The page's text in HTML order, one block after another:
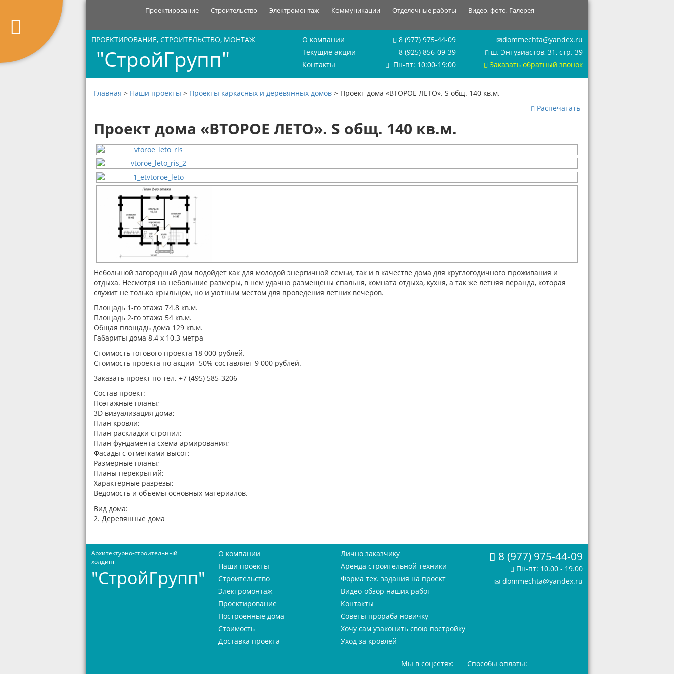
Проектирование Строительство Электромонтаж Коммуникации Отделочные работы Видео, фото, Галерея
ПРОЕКТИРОВАНИЕ, СТРОИТЕЛЬСТВО, МОНТАЖ
"СтройГрупп"
О компании
Текущие акции
Контакты
8 (977) 975-44-09
8 (925) 856-09-39
Пн-пт: 10:00-19:00
dommechta@yandex.ru
ш. Энтузиастов, 31, стр. 39
Заказать обратный звонок
Главная > Наши проекты > Проекты каркасных и деревянных домов > Проект дома «ВТОРОЕ ЛЕТО». S общ. 140 кв.м.
Распечатать
Проект дома «ВТОРОЕ ЛЕТО». S общ. 140 кв.м.
Небольшой загородный дом подойдет как для молодой энергичной семьи, так и в качестве дома для круглогодичного проживания и
отдыха. Несмотря на небольшие размеры, в нем удачно размещены спальня, комната отдыха, кухня, а так же летняя веранда, которая
служит не только крыльцом, но и уютным местом для проведения летних вечеров.
Площадь 1-го этажа 74.8 кв.м.
Площадь 2-го этажа 54 кв.м.
Общая площадь дома 129 кв.м.
Габариты дома 8.4 х 10.3 метра
Стоимость готового проекта 18 000 рублей.
Стоимость проекта по акции -50% составляет 9 000 рублей.
Заказать проект по тел. +7 (495) 585-3206
Состав проект:
Поэтажные планы;
3D визуализация дома;
План кровли;
План раскладки стропил;
План фундамента схема армирования;
Фасады с отметками высот;
Размерные планы;
Планы перекрытий;
Характерные разрезы;
Ведомость и объемы основных материалов.
Вид дома:
2. Деревянные дома
Архитектурно-строительный
холдинг
"СтройГрупп"
О компании
Наши проекты
Строительство
Электромонтаж
Проектирование
Построенные дома
Стоимость
Доставка проекта
Лично заказчику
Аренда строительной техники
Форма тех. задания на проект
Видео-обзор наших работ
Контакты
Советы прораба новичку
Хочу сам узаконить свою постройку
Уход за кровлей
8 (977) 975-44-09
Пн-пт: 10.00 - 19.00
dommechta@yandex.ru
Мы в соцсетях: Способы оплаты: